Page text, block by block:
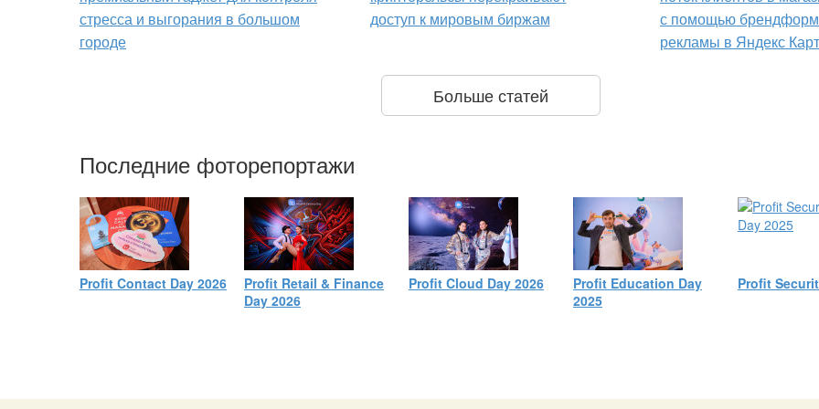
стресса и выгорания в большом
городе
доступ к мировым биржам
с помощью
рекламы в Яндекс
Больше статей
Последние фоторепортажи
Profit Contact Day 2026
Profit Retail & Finance
Day 2026
Profit Cloud Day 2026
Profit Education Day
2025
Profit